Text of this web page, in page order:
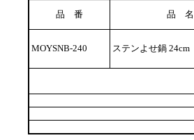
品 番 品 名
MOYSNB-240 ステンよせ鍋 24cm